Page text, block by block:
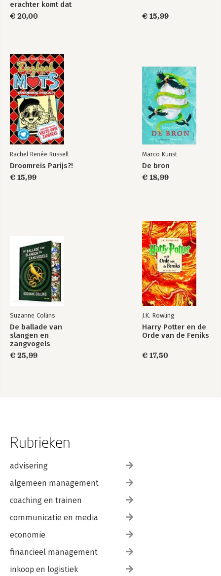
erachter komt dat
het leven best
ingewikkeld is
€ 20,00 € 15,99
Rachel Renée Russell
Droomreis Parijs?!
€ 15,99
Marco Kunst
De bron
€ 18,99
Suzanne Collins
De ballade van
slangen en
zangvogels
€ 25,99
J.K. Rowling
Harry Potter en de
Orde van de Feniks
€ 17,50
Rubrieken
advisering
algemeen management
coaching en trainen
communicatie en media
economie
financieel management
inkoop en logistiek